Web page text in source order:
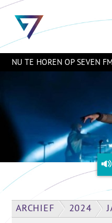
Sla
links
naar
menu
NU TE HOREN OP SEVEN FM
ARCHIEF 2024